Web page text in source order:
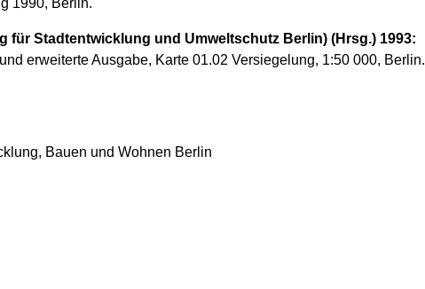
für Stadtentwicklung und Umweltschutz Berlin) (Hrsg.) 1993:
erweiterte Ausgabe, Karte 01.02 Versiegelung, 1:50 000, Berlin.
Bauen und Wohnen Berlin